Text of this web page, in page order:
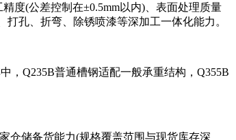
度(公差控制在±0.5mm以内)、表面处理质量
孔、折弯、除锈喷漆等深加工一体化能力。
Q235B普通槽钢适配一般承重结构，Q355B
储备货能力(规格覆盖范围与现货库存深